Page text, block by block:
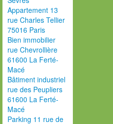
Appartement 13
rue Charles Tellier
75016 Paris
Bien immobilier
rue Chevrollière
61600 La Ferté-
Macé
Bâtiment industriel
rue des Peupliers
61600 La Ferté-
Macé
Parking 11 rue de